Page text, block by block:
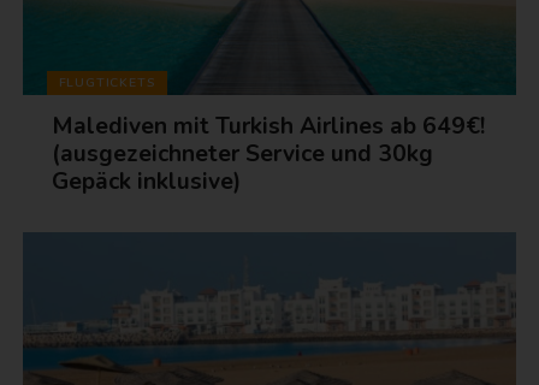
FLUGTICKETS
Malediven mit Turkish Airlines ab 649€!
(ausgezeichneter Service und 30kg
Gepäck inklusive)